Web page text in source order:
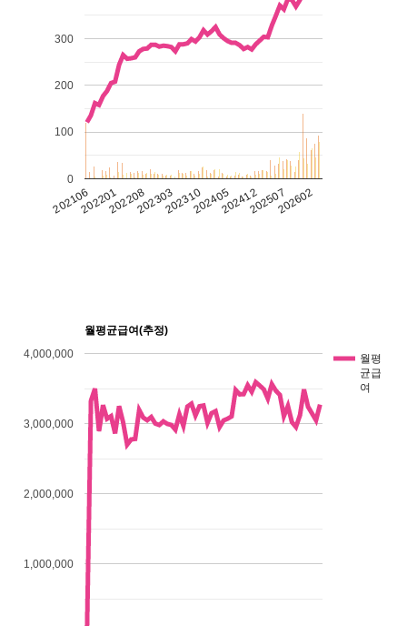
202106202201202208202303202310202405202412202507202602
0
100
200
300
월평균급여(추정)
월평
균급
여
1,000,000
2,000,000
3,000,000
4,000,000